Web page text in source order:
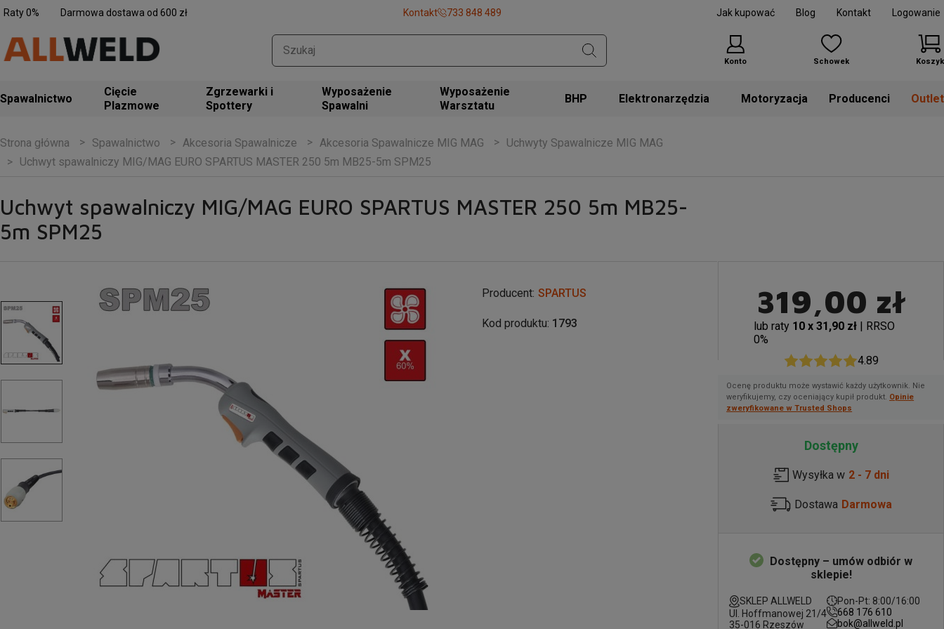
Raty 0% Darmowa dostawa od 600 zł Kontakt 733 848 489 Jak kupować Blog Kontakt Logowanie
Konto Schowek Koszyk
Spawalnictwo
Zgrzewarki i
Spottery
Wyposażenie
Spawalni
Wyposażenie
Warsztatu
BHP Motoryzacja Producenci Outlet
Strona główna Spawalnictwo Akcesoria Spawalnicze Akcesoria Spawalnicze MIG MAG
Uchwyty Spawalnicze MIG MAG
Uchwyt spawalniczy MIG/MAG EURO SPARTUS MASTER 250 5m MB25-5m SPM25
Uchwyt spawalniczy MIG/MAG EURO SPARTUS MASTER 250 5m MB25-
5m SPM25
Producent: SPARTUS
Kod produktu: 1793
319,00 zł
lub raty 10 x 31,90 zł | RRSO
0%
4.89
Ocenę produktu może wystawić każdy użytkownik. Nie
weryfikujemy, czy oceniający kupił produkt. Opinie
zweryfikowane w Trusted Shops
Dostępny
Wysyłka w 2 - 7 dni
Dostawa Darmowa
Dostępny – umów odbiór w
sklepie!
SKLEP ALLWELD
Ul. Hoffmanowej 21/4
35-016 Rzeszów
Pon-Pt: 8:00/16:00
668 176 610
bok@allweld.pl